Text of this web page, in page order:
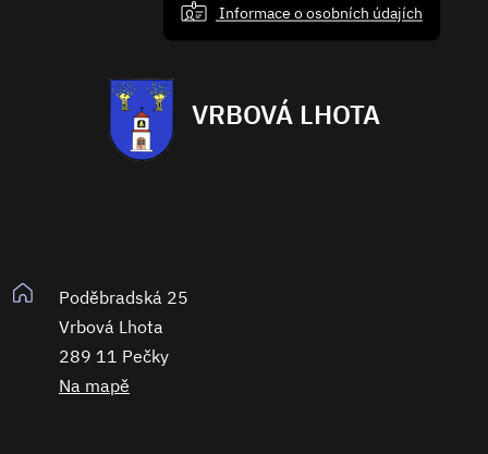
Informace o osobních údajích
VRBOVÁ LHOTA
Poděbradská 25
Vrbová Lhota
289 11 Pečky
Na mapě